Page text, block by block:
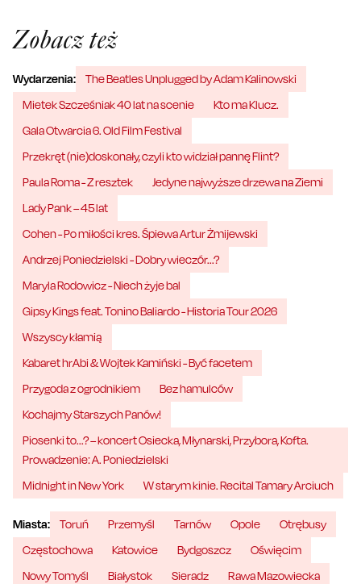
Zobacz też
Wydarzenia:
The Beatles Unplugged by Adam Kalinowski
Mietek Szcześniak 40 lat na scenie
Kto ma Klucz.
Gala Otwarcia 6. Old Film Festival
Przekręt (nie)doskonały, czyli kto widział pannę Flint?
Paula Roma - Z resztek
Jedyne najwyższe drzewa na Ziemi
Lady Pank – 45 lat
Cohen - Po miłości kres. Śpiewa Artur Żmijewski
Andrzej Poniedzielski - Dobry wieczór...?
Maryla Rodowicz - Niech żyje bal
Gipsy Kings feat. Tonino Baliardo - Historia Tour 2026
Wszyscy kłamią
Kabaret hrAbi & Wojtek Kamiński - Być facetem
Przygoda z ogrodnikiem
Bez hamulców
Kochajmy Starszych Panów!
Piosenki to...? – koncert Osiecka, Młynarski, Przybora, Kofta.
Prowadzenie: A. Poniedzielski
Midnight in New York
W starym kinie. Recital Tamary Arciuch
Miasta: Toruń Przemyśl Tarnów Opole
Otrębusy
Częstochowa
Katowice Bydgoszcz
Oświęcim
Nowy Tomyśl
Białystok Sieradz
Rawa Mazowiecka